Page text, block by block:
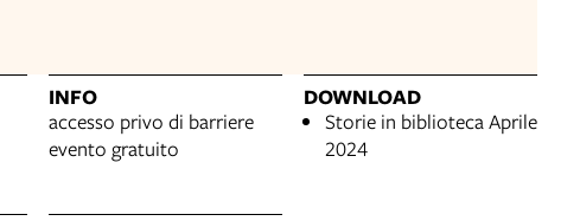
INFO
accesso privo di barriere
evento gratuito
DOWNLOAD
Storie in biblioteca Aprile
2024